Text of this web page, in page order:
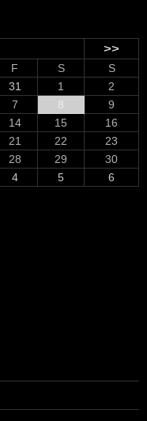
>>
F S
S
31 1
2
7 8
9
14 15
16
21 22
23
28 29
30
4 5 6